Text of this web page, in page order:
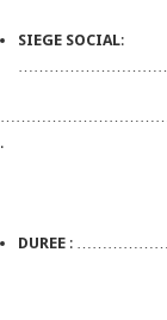
SIEGE SOCIAL:
.
DUREE :